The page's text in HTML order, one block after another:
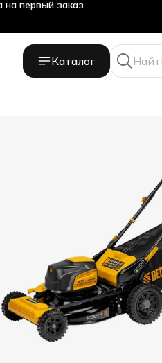
Каталог